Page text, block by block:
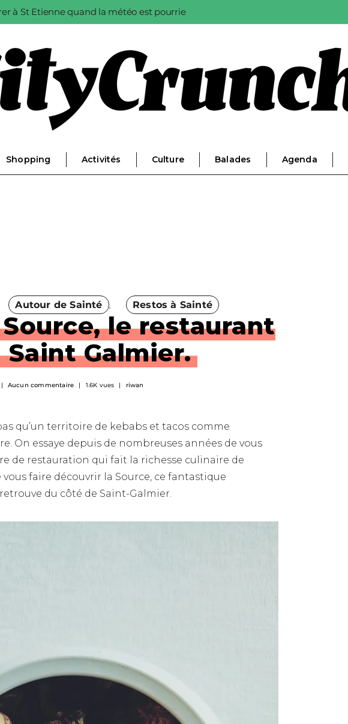
à St Etienne quand la météo est pourrie
Shopping Activités Culture Balades Agenda
Autour de Sainté Restos à Sainté
le restaurant
Galmier.
Aucun commentaire 1.6K vues riwan
qu’un territoire de kebabs et tacos comme
On essaye depuis de nombreuses années de vous
de restauration qui fait la richesse culinaire de
faire découvrir la Source, ce fantastique
du côté de Saint-Galmier.